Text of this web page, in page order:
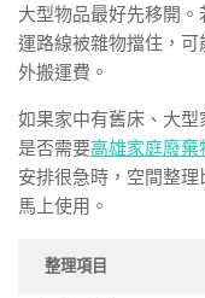
大型物品最好先移開
運路線被雜物擋住，
外搬運費。
如果家中有舊床、大
是否需要高雄家庭廢棄
安排很急時，空間整
馬上使用。
整理項目